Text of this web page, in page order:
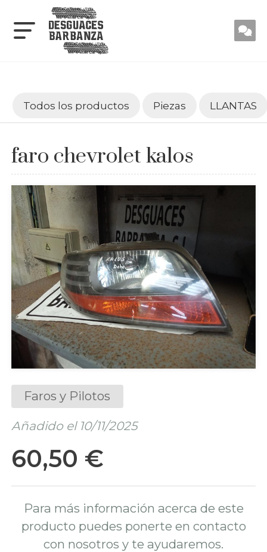
Todos los productos Piezas LLANTAS
faro chevrolet kalos
Faros y Pilotos
Añadido el 10/11/2025
60,50 €
Para más información acerca de este
producto puedes ponerte en contacto
con nosotros y te ayudaremos.